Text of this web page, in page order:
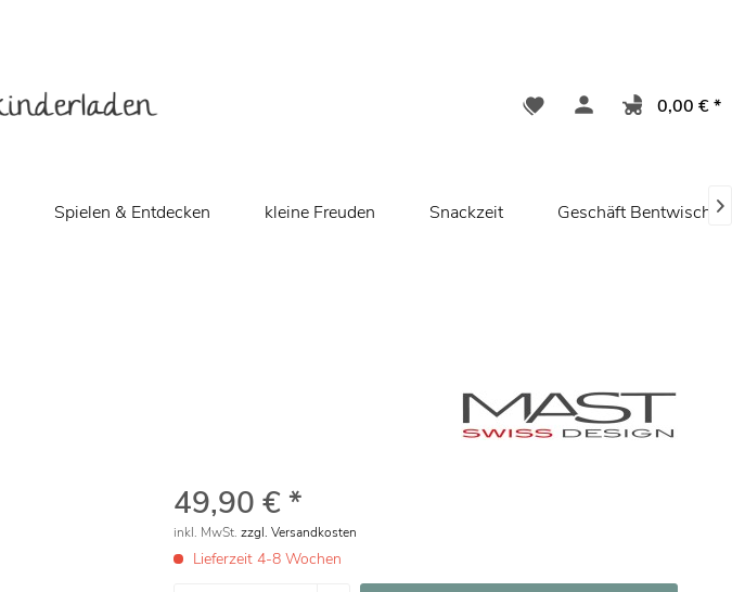
0,00 € *
Spielen & Entdecken kleine Freuden Snackzeit Geschäft Bentwisch/
49,90 € *
inkl. MwSt. zzgl. Versandkosten
Lieferzeit 4-8 Wochen